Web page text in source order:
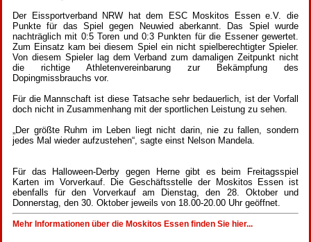
Der Eissportverband NRW hat dem ESC Moskitos Essen e.V. die
Punkte für das Spiel gegen Neuwied aberkannt. Das Spiel wurde
nachträglich mit 0:5 Toren und 0:3 Punkten für die Essener gewertet.
Zum Einsatz kam bei diesem Spiel ein nicht spielberechtigter Spieler.
Von diesem Spieler lag dem Verband zum damaligen Zeitpunkt nicht
die richtige Athletenvereinbarung zur Bekämpfung des
Dopingmissbrauchs vor.
Für die Mannschaft ist diese Tatsache sehr bedauerlich, ist der Vorfall
doch nicht in Zusammenhang mit der sportlichen Leistung zu sehen.
„Der größte Ruhm im Leben liegt nicht darin, nie zu fallen, sondern
jedes Mal wieder aufzustehen“, sagte einst Nelson Mandela.
Für das Halloween-Derby gegen Herne gibt es beim Freitagsspiel
Karten im Vorverkauf. Die Geschäftsstelle der Moskitos Essen ist
ebenfalls für den Vorverkauf am Dienstag, den 28. Oktober und
Donnerstag, den 30. Oktober jeweils von 18.00-20.00 Uhr geöffnet.
Mehr Informationen über die Moskitos Essen finden Sie hier...